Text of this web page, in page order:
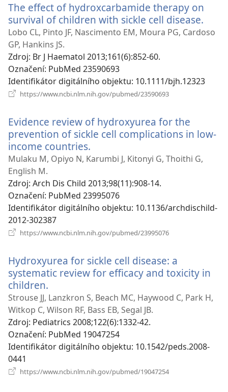
The effect of hydroxcarbamide therapy on
survival of children with sickle cell disease.
nové
Lobo CL, Pinto JF, Nascimento EM, Moura PG, Cardoso
GP, Hankins JS.
Zdroj‎: Br J Haematol 2013;161(6):852-60.
Označení‎: PubMed 23590693
Identifikátor digitálního objektu‎: 10.1111/bjh.12323
https://www.ncbi.nlm.nih.gov/pubmed/23590693
Evidence review of hydroxyurea for the
prevention of sickle cell complications in low-
income countries.
nové
Mulaku M, Opiyo N, Karumbi J, Kitonyi G, Thoithi G,
English M.
Zdroj‎: Arch Dis Child 2013;98(11):908-14.
Označení‎: PubMed 23995076
Identifikátor digitálního objektu‎: 10.1136/archdischild-
2012-302387
https://www.ncbi.nlm.nih.gov/pubmed/23995076
Hydroxyurea for sickle cell disease: a
systematic review for efficacy and toxicity in
children.
nové
okno)
Strouse JJ, Lanzkron S, Beach MC, Haywood C, Park H,
Witkop C, Wilson RF, Bass EB, Segal JB.
Zdroj‎: Pediatrics 2008;122(6):1332-42.
Označení‎: PubMed 19047254
Identifikátor digitálního objektu‎: 10.1542/peds.2008-
0441
https://www.ncbi.nlm.nih.gov/pubmed/19047254